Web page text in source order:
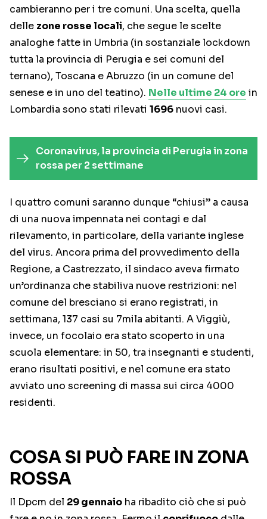
cambieranno per i tre comuni. Una scelta, quella
delle zone rosse locali, che segue le scelte
analoghe fatte in Umbria (in sostanziale lockdown
tutta la provincia di Perugia e sei comuni del
ternano), Toscana e Abruzzo (in un comune del
senese e in uno del teatino). Nelle ultime 24 ore in
Lombardia sono stati rilevati 1696 nuovi casi.
Coronavirus, la provincia di Perugia in zona
rossa per 2 settimane
I quattro comuni saranno dunque “chiusi” a causa
di una nuova impennata nei contagi e dal
rilevamento, in particolare, della variante inglese
del virus. Ancora prima del provvedimento della
Regione, a Castrezzato, il sindaco aveva firmato
un’ordinanza che stabiliva nuove restrizioni: nel
comune del bresciano si erano registrati, in
settimana, 137 casi su 7mila abitanti. A Viggiù,
invece, un focolaio era stato scoperto in una
scuola elementare: in 50, tra insegnanti e studenti,
erano risultati positivi, e nel comune era stato
avviato uno screening di massa sui circa 4000
residenti.
COSA SI PUÒ FARE IN ZONA
ROSSA
Il Dpcm del 29 gennaio ha ribadito ciò che si può